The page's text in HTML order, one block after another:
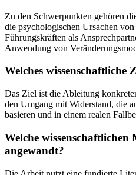
Zu den Schwerpunkten gehören
die psychologischen Ursachen
Führungskräften als
Anwendung von
Welches
Das Ziel ist die Ableitung
den Umgang mit Widerstand, die
basieren und in einem realen
Welche wissenschaftlichen
angewandt?